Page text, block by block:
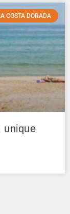
COSTA DORADA
unique